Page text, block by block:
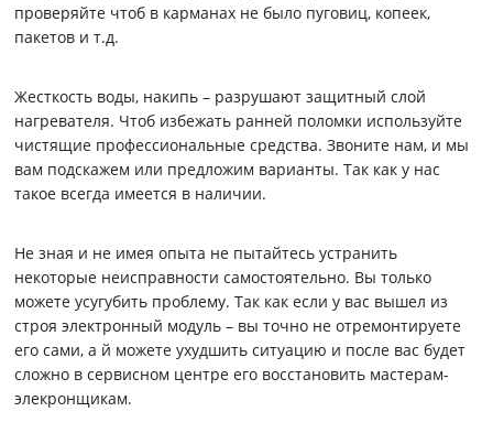
проверяйте чтоб в карманах не было пуговиц, копеек,
пакетов и т.д.
Жесткость воды, накипь – разрушают защитный слой
нагревателя. Чтоб избежать ранней поломки используйте
чистящие профессиональные средства. Звоните нам, и мы
вам подскажем или предложим варианты. Так как у нас
такое всегда имеется в наличии.
Не зная и не имея опыта не пытайтесь устранить
некоторые неисправности самостоятельно. Вы только
можете усугубить проблему. Так как если у вас вышел из
строя электронный модуль – вы точно не отремонтируете
его сами, а й можете ухудшить ситуацию и после вас будет
сложно в сервисном центре его восстановить мастерам-
элекронщикам.